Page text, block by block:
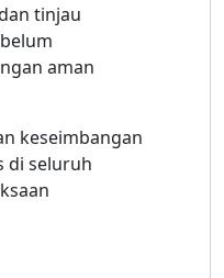
tinjau
aman
keseimbangan
di seluruh